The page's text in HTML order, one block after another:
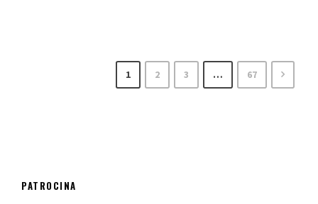
1 2 3 … 67
PATROCINA